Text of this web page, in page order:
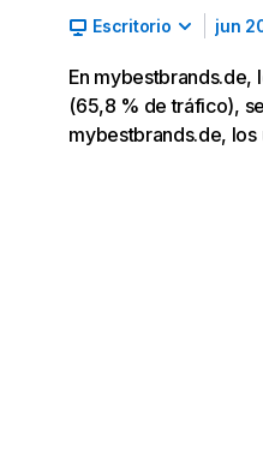
Escritorio jun
En mybestbrands.de,
(65,8 % de tráfico),
mybestbrands.de,